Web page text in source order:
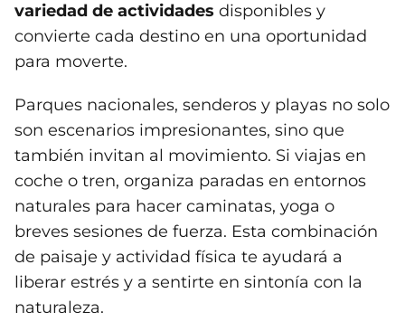
variedad de actividades disponibles y
convierte cada destino en una oportunidad
para moverte.
Parques nacionales, senderos y playas no solo
son escenarios impresionantes, sino que
también invitan al movimiento. Si viajas en
coche o tren, organiza paradas en entornos
naturales para hacer caminatas, yoga o
breves sesiones de fuerza. Esta combinación
de paisaje y actividad física te ayudará a
liberar estrés y a sentirte en sintonía con la
naturaleza.